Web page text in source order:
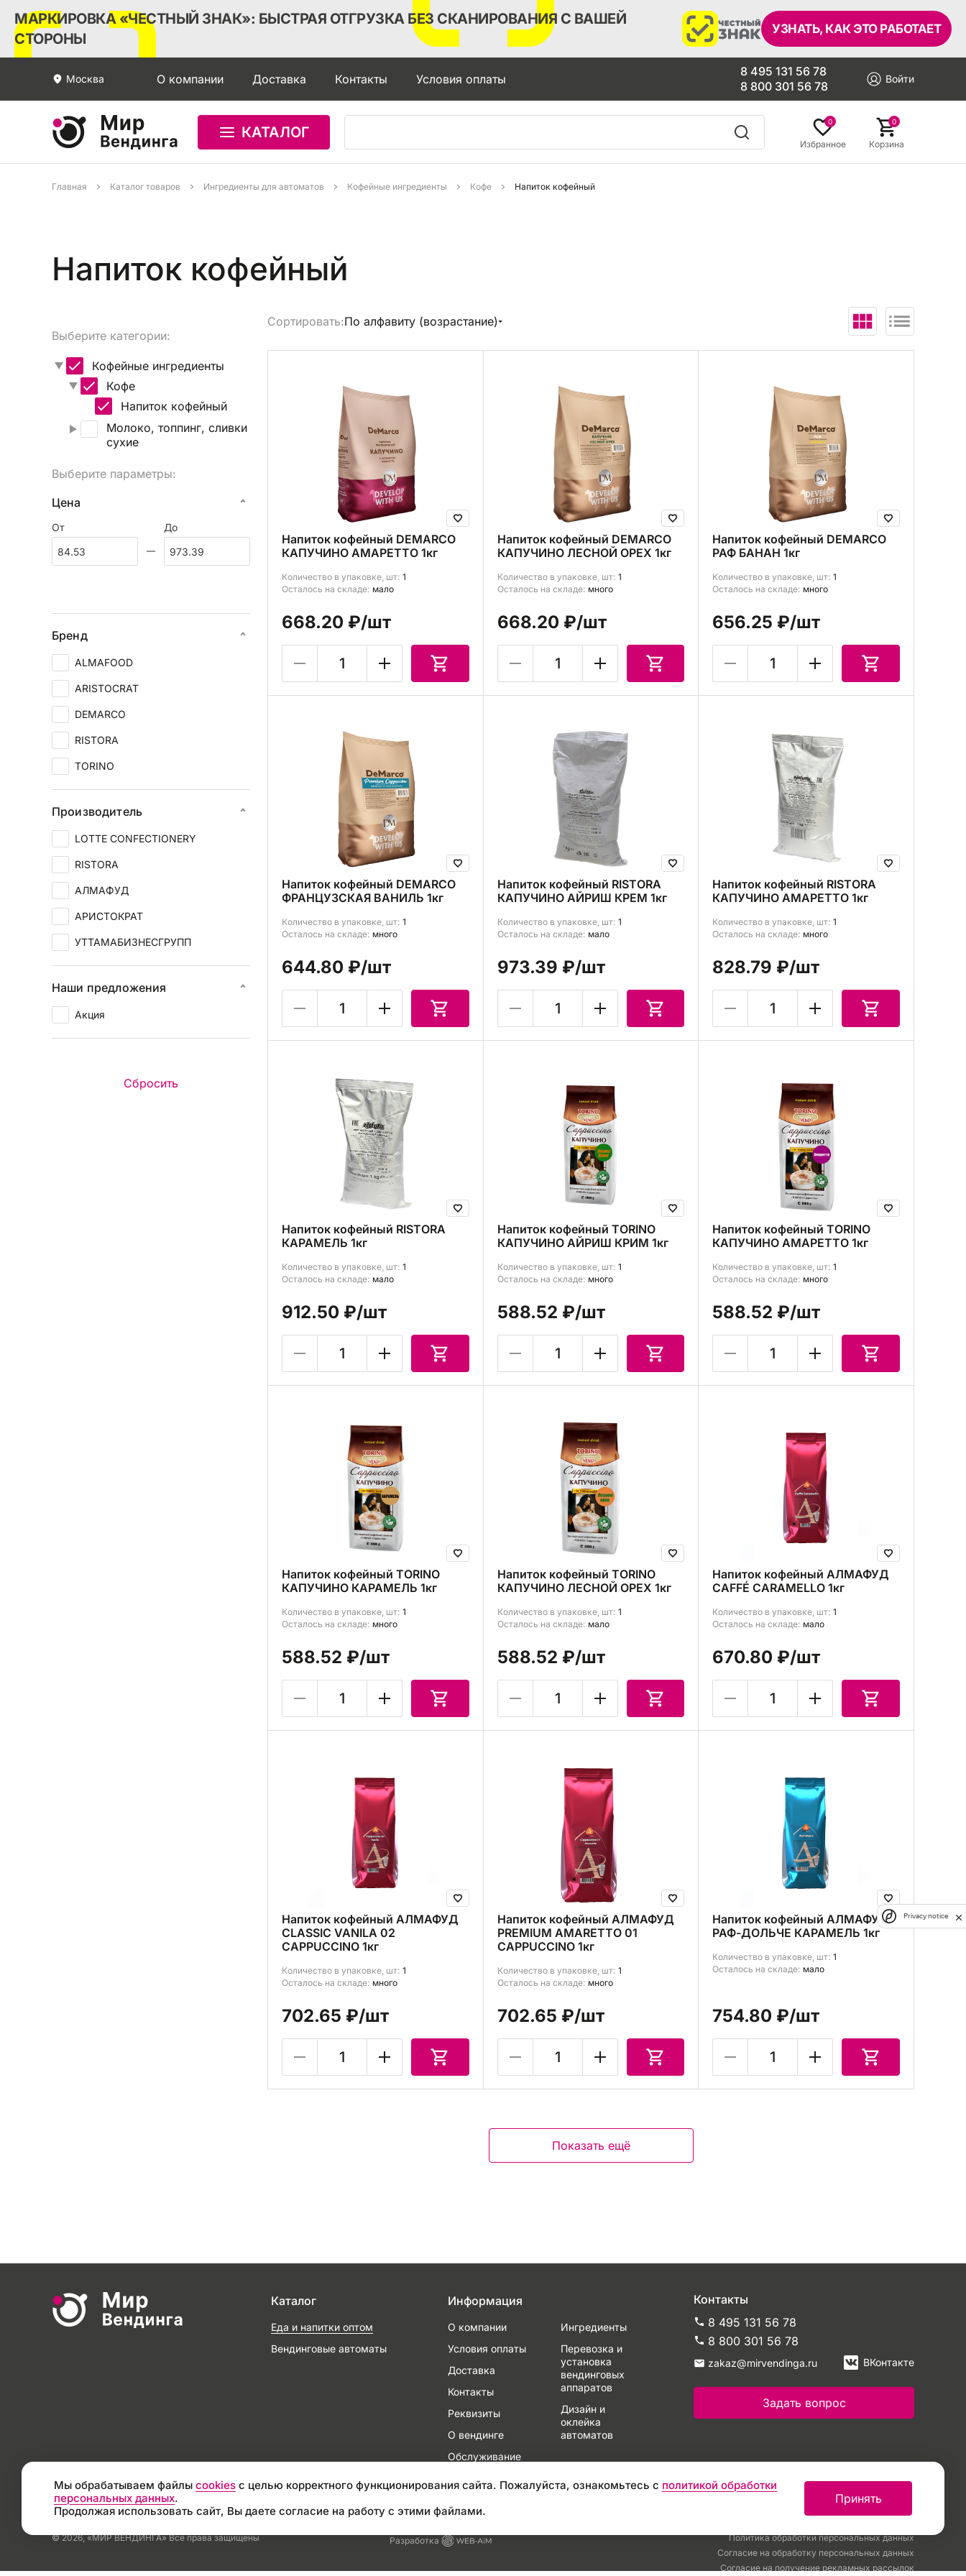
МАРКИРОВКА «ЧЕСТНЫЙ ЗНАК»: БЫСТРАЯ ОТГРУЗКА БЕЗ СКАНИРОВАНИЯ С ВАШЕЙ
СТОРОНЫ
УЗНАТЬ, КАК ЭТО РАБОТАЕТ
Москва О компании Доставка Контакты Условия оплаты
8 495 131 56 78
8 800 301 56 78
Войти
КАТАЛОГ
0
Избранное
0
Корзина
Главная Каталог товаров Ингредиенты для автоматов Кофейные ингредиенты Кофе Напиток кофейный
Напиток кофейный
Выберите категории:
Кофейные ингредиенты
Кофе
Напиток кофейный
Молоко, топпинг, сливки
сухие
Выберите параметры:
Цена
От До
Бренд
ALMAFOOD
ARISTOCRAT
DEMARCO
RISTORA
TORINO
LOTTE
Производитель
LOTTE CONFECTIONERY
RISTORA
АЛМАФУД
АРИСТОКРАТ
УТТАМАБИЗНЕСГРУПП
Наши предложения
Акция
Сортировать:По алфавиту (возрастание)
В корзину (0)
Напиток кофейный DEMARCO
КАПУЧИНО АМАРЕТТО 1кг
Количество в упаковке, шт: 1
Осталось на складе: мало
668.20 ₽/шт
Напиток кофейный DEMARCO
КАПУЧИНО ЛЕСНОЙ ОРЕХ 1кг
Количество в упаковке, шт: 1
Осталось на складе: много
668.20 ₽/шт
Напиток кофейный DEMARCO
РАФ БАНАН 1кг
Количество в упаковке, шт: 1
Осталось на складе: много
656.25 ₽/шт
Напиток кофейный DEMARCO
ФРАНЦУЗСКАЯ ВАНИЛЬ 1кг
Количество в упаковке, шт: 1
Осталось на складе: много
644.80 ₽/шт
Напиток кофейный RISTORA
КАПУЧИНО АЙРИШ КРЕМ 1кг
Количество в упаковке, шт: 1
Осталось на складе: мало
973.39 ₽/шт
Напиток кофейный RISTORA
КАПУЧИНО АМАРЕТТО 1кг
Количество в упаковке, шт: 1
Осталось на складе: много
828.79 ₽/шт
Напиток кофейный RISTORA
КАРАМЕЛЬ 1кг
Количество в упаковке, шт: 1
Осталось на складе: мало
912.50 ₽/шт
Напиток кофейный TORINO
КАПУЧИНО АЙРИШ КРИМ 1кг
Количество в упаковке, шт: 1
Осталось на складе: много
588.52 ₽/шт
Напиток кофейный TORINO
КАПУЧИНО АМАРЕТТО 1кг
Количество в упаковке, шт: 1
Осталось на складе: много
588.52 ₽/шт
Напиток кофейный TORINO
КАПУЧИНО КАРАМЕЛЬ 1кг
Количество в упаковке, шт: 1
Осталось на складе: много
588.52 ₽/шт
Напиток кофейный TORINO
КАПУЧИНО ЛЕСНОЙ ОРЕХ 1кг
Количество в упаковке, шт: 1
Осталось на складе: мало
588.52 ₽/шт
Напиток кофейный АЛМАФУД
CAFFÉ CARAMELLO 1кг
Количество в упаковке, шт: 1
Осталось на складе: мало
670.80 ₽/шт
Напиток кофейный АЛМАФУД
CLASSIC VANILA 02
CAPPUCCINO 1кг
Количество в упаковке, шт: 1
Осталось на складе: много
702.65 ₽/шт
Напиток кофейный АЛМАФУД
PREMIUM AMARETTO 01
CAPPUCCINO 1кг
Количество в упаковке, шт: 1
Осталось на складе: много
702.65 ₽/шт
Напиток кофейный АЛМАФУД
РАФ-ДОЛЬЧЕ КАРАМЕЛЬ 1кг
Количество в упаковке, шт: 1
Осталось на складе: мало
754.80 ₽/шт
Показать ещё
Мы обрабатываем файлы cookies с целью корректного функционирования сайта. Пожалуйста, ознакомьтесь с политикой обработки
персональных данных.
Продолжая использовать сайт, Вы даете согласие на работу с этими файлами.
Принять
Каталог
Еда и напитки оптом
Вендинговые автоматы
Информация
О компании
Условия оплаты
Доставка
Контакты
Реквизиты
О вендинге
Обслуживание
Ингредиенты
Перевозка и
установка
вендинговых
аппаратов
Дизайн и
оклейка
автоматов
Контакты
Задать вопрос
8 495 131 56 78
8 800 301 56 78
zakaz@mirvendinga.ru ВКонтакте
Политика обработки персональных данных
Согласие на обработку персональных данных
Согласие на получение рекламных рассылок
Разработка
© 2026, «МИР ВЕНДИНГА» Все права защищены
Privacy notice